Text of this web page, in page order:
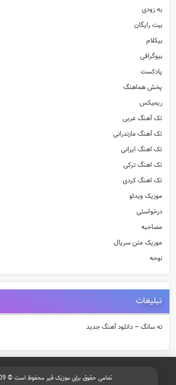
به زودی
بیت رایگان
بیکلام
بیوگرافی
پادکست
پخش هماهنگ
ریمیکس
تک آهنگ عربی
تک آهنگ مازندرانی
تک اهنگ ایرانی
تک اهنگ ترکی
تک اهنگ کردی
موزیک ویدئو
درخواستی
مصاحبه
موزیک متن سریال
نوحه
تبلیغات
ته سانگ – دانلود آهنگ جدید
تمامی حقوق برای موزیک قیر محفوظ است © 2009 - 2026